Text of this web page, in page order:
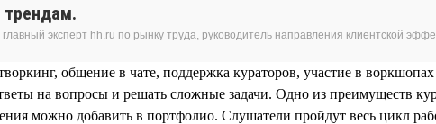
трендам.
эксперт hh.ru по рынку труда, руководитель направления клиентской
общение в чате, поддержка кураторов, участие в
на вопросы и решать сложные задачи. Одно из преимуществ
можно добавить в портфолио. Слушатели пройдут весь цикл